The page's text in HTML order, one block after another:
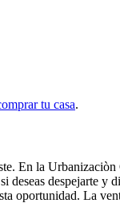
tu casa.
En la
deseas despejarte
oportunidad. La